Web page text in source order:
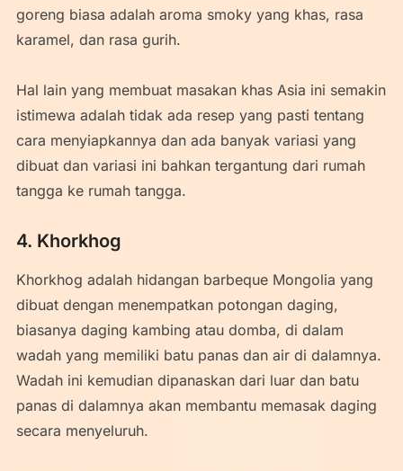
goreng biasa adalah aroma smoky yang khas, rasa
karamel, dan rasa gurih.
Hal lain yang membuat masakan khas Asia ini semakin
istimewa adalah tidak ada resep yang pasti tentang
cara menyiapkannya dan ada banyak variasi yang
dibuat dan variasi ini bahkan tergantung dari rumah
tangga ke rumah tangga.
4. Khorkhog
Khorkhog adalah hidangan barbeque Mongolia yang
dibuat dengan menempatkan potongan daging,
biasanya daging kambing atau domba, di dalam
wadah yang memiliki batu panas dan air di dalamnya.
Wadah ini kemudian dipanaskan dari luar dan batu
panas di dalamnya akan membantu memasak daging
secara menyeluruh.